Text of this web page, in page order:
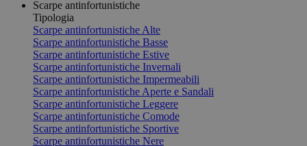
Scarpe antinfortunistiche
Tipologia
Scarpe antinfortunistiche Alte
Scarpe antinfortunistiche Basse
Scarpe antinfortunistiche Estive
Scarpe antinfortunistiche Invernali
Scarpe antinfortunistiche Impermeabili
Scarpe antinfortunistiche Aperte e Sandali
Scarpe antinfortunistiche Leggere
Scarpe antinfortunistiche Comode
Scarpe antinfortunistiche Sportive
Scarpe antinfortunistiche Nere